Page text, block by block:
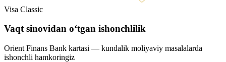
Visa Classic
Vaqt sinovidan o‘tgan ishonchlilik
Orient Finans Bank kartasi — kundalik moliyaviy masalalarda
ishonchli hamkoringiz